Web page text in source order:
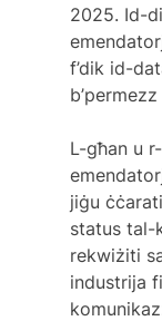
2025. Id-
f’dik id-
L-għan u
jiġu
status tal-
rekwiżiti
industrija